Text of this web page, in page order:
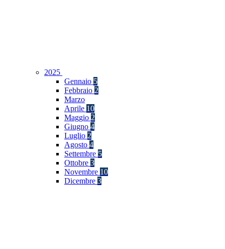
2025
Gennaio 5
Febbraio 2
Marzo
Aprile 10
Maggio 2
Giugno 4
Luglio 2
Agosto 4
Settembre 5
Ottobre 3
Novembre 10
Dicembre 3